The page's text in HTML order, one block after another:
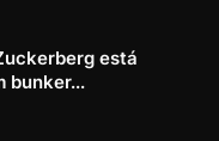
está
bunker...